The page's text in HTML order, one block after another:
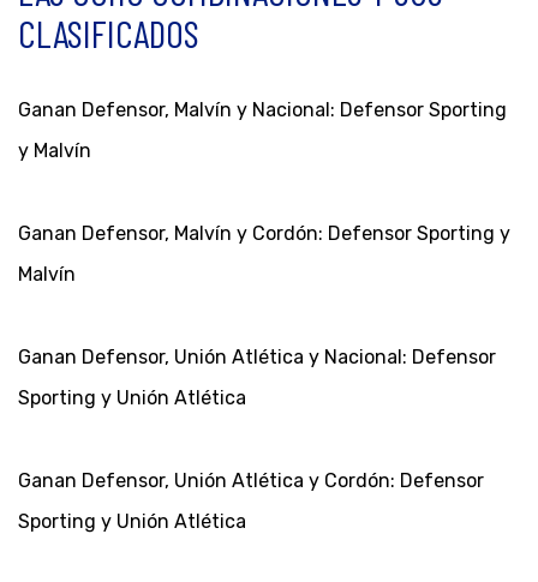
CLASIFICADOS
Ganan Defensor, Malvín y Nacional: Defensor Sporting
y Malvín
Ganan Defensor, Malvín y Cordón: Defensor Sporting y
Malvín
Ganan Defensor, Unión Atlética y Nacional: Defensor
Sporting y Unión Atlética
Ganan Defensor, Unión Atlética y Cordón: Defensor
Sporting y Unión Atlética